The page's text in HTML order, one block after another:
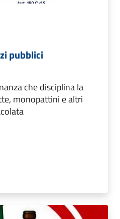
pubblici
che disciplina la
monopattini e altri